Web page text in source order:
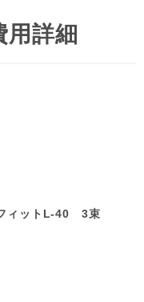
用詳細
ィットL-40 3束